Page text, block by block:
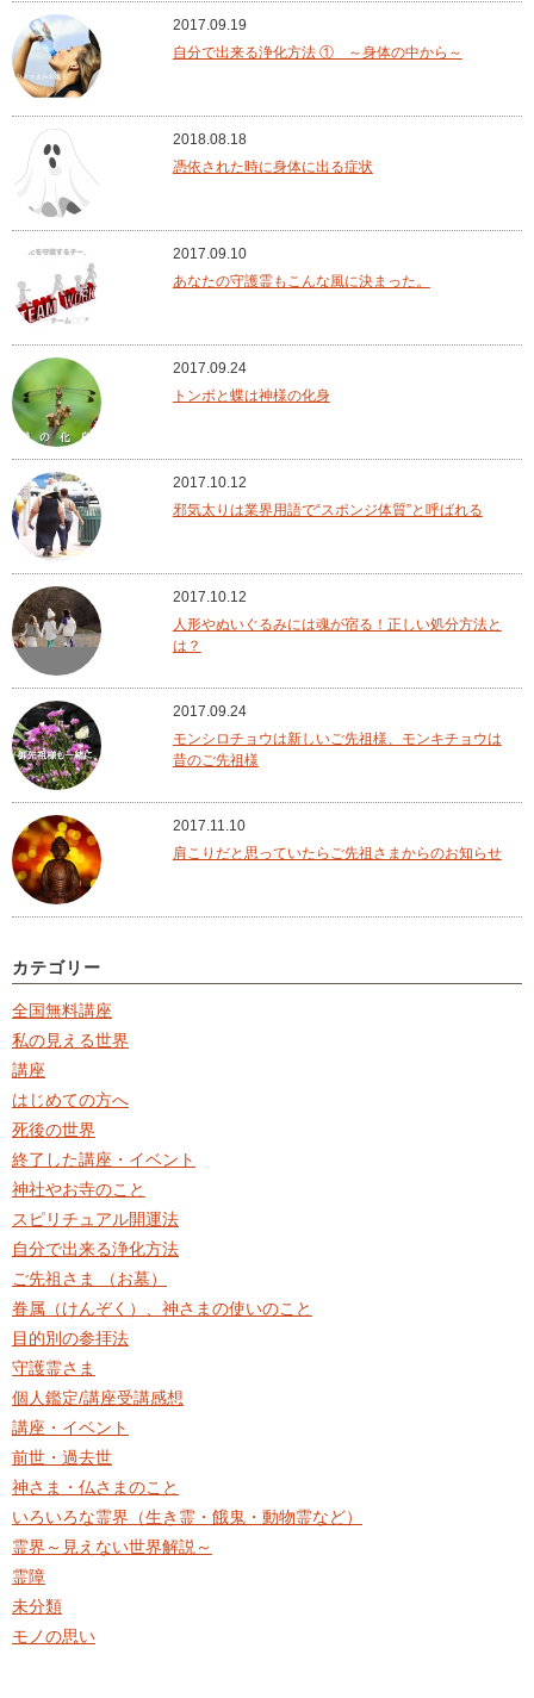
2017.09.19
自分で出来る浄化方法 ① ～身体の中から～
2018.08.18
憑依された時に身体に出る症状
2017.09.10
あなたの守護霊もこんな風に決まった。
2017.09.24
トンボと蝶は神様の化身
2017.10.12
邪気太りは業界用語で“スポンジ体質”と呼ばれる
2017.10.12
人形やぬいぐるみには魂が宿る！正しい処分方法と
は？
2017.09.24
モンシロチョウは新しいご先祖様、モンキチョウは
昔のご先祖様
2017.11.10
肩こりだと思っていたらご先祖さまからのお知らせ
カテゴリー
全国無料講座
私の見える世界
講座
はじめての方へ
死後の世界
終了した講座・イベント
神社やお寺のこと
スピリチュアル開運法
自分で出来る浄化方法
ご先祖さま （お墓）
眷属（けんぞく）、神さまの使いのこと
目的別の参拝法
守護霊さま
個人鑑定/講座受講感想
講座・イベント
前世・過去世
神さま・仏さまのこと
いろいろな霊界（生き霊・餓鬼・動物霊など）
霊界～見えない世界解説～
霊障
未分類
モノの思い